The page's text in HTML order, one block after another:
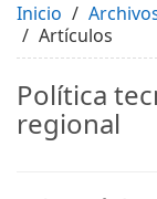
Inicio
Artículos
Política
regional